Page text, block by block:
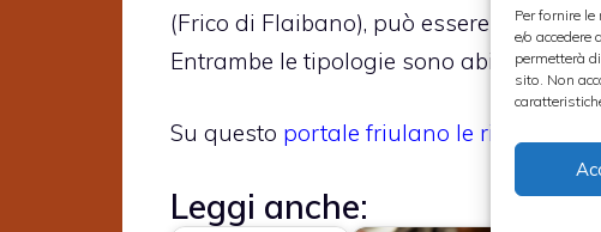
Per fornire
e/o
permetterà
sito. Non
(Frico di Flaibano), può essere
Entrambe le tipologie sono
Su questo portale friulano le ricette
Leggi anche: